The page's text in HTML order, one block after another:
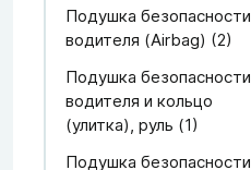
Подушка безопасности
водителя (Airbag) (2)
Подушка безопасности
водителя и кольцо
(улитка), руль (1)
Подушка безопасности